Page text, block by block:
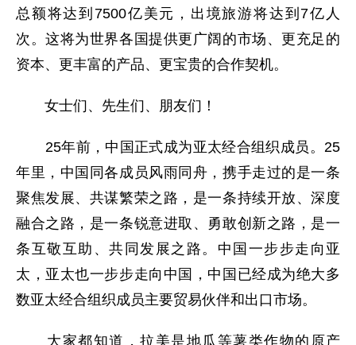
总额将达到7500亿美元，出境旅游将达到7亿人
次。这将为世界各国提供更广阔的市场、更充足的
资本、更丰富的产品、更宝贵的合作契机。
女士们、先生们、朋友们！
25年前，中国正式成为亚太经合组织成员。25
年里，中国同各成员风雨同舟，携手走过的是一条
聚焦发展、共谋繁荣之路，是一条持续开放、深度
融合之路，是一条锐意进取、勇敢创新之路，是一
条互敬互助、共同发展之路。中国一步步走向亚
太，亚太也一步步走向中国，中国已经成为绝大多
数亚太经合组织成员主要贸易伙伴和出口市场。
大家都知道，拉美是地瓜等薯类作物的原产